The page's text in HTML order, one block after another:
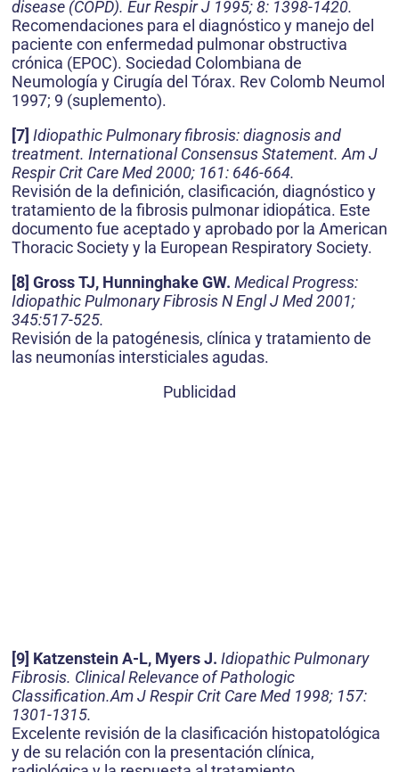
disease (COPD). Eur Respir J 1995; 8: 1398-1420.
Recomendaciones para el diagnóstico y manejo del
paciente con enfermedad pulmonar obstructiva
crónica (EPOC). Sociedad Colombiana de
Neumología y Cirugía del Tórax. Rev Colomb Neumol
1997; 9 (suplemento).
[7] Idiopathic Pulmonary fibrosis: diagnosis and
treatment. International Consensus Statement. Am J
Respir Crit Care Med 2000; 161: 646-664.
Revisión de la definición, clasificación, diagnóstico y
tratamiento de la fibrosis pulmonar idiopática. Este
documento fue aceptado y aprobado por la American
Thoracic Society y la European Respiratory Society.
[8] Gross TJ, Hunninghake GW. Medical Progress:
Idiopathic Pulmonary Fibrosis N Engl J Med 2001;
345:517-525.
Revisión de la patogénesis, clínica y tratamiento de
las neumonías intersticiales agudas.
Publicidad
[9] Katzenstein A-L, Myers J. Idiopathic Pulmonary
Fibrosis. Clinical Relevance of Pathologic
Classification.Am J Respir Crit Care Med 1998; 157:
1301-1315.
Excelente revisión de la clasificación histopatológica
y de su relación con la presentación clínica,